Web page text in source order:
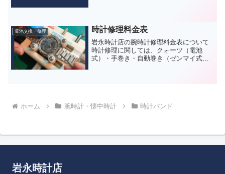
た乾電池は、２種類ありま...
電池交換・修理 時計修理料金表
岩永時計店の腕時計修理料金表について
時計修理に関しては、クォーツ（電池
式）・手巻き・自動巻き（ゼンマイ式）
ホーム 腕時計・懐中時計 時計バンド
岩永時計店